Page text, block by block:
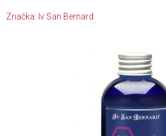
Značka: Iv San Bernard